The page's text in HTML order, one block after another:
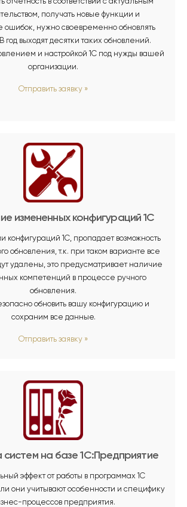
получать новые функции и
ошибок, нужно своевременно обновлять
год выходят десятки таких обновлений.
и настройкой 1С под нужды вашей
организации.
Отправить заявку »
измененных конфигураций 1С
конфигураций 1С, пропадает возможность
обновления, т.к. при таком варианте все
удалены, это предусматривает наличие
компетенций в процессе ручного
обновления.
обновить вашу конфигурацию и
сохраним все данные.
Отправить заявку »
на базе 1С:Предприятие
эффект от работы в программах 1С
они учитывают особенности и специфику
процессов предприятия.